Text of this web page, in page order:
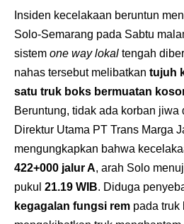
Insiden kecelakaan beruntun
Solo-Semarang pada Sabtu
sistem one way lokal tengah
nahas tersebut melibatkan tujuh
satu truk boks bermuatan
Beruntung, tidak ada korban jiwa
Direktur Utama PT Trans Marga
mengungkapkan bahwa
422+000 jalur A, arah Solo
pukul 21.19 WIB. Diduga
kegagalan fungsi rem pada truk